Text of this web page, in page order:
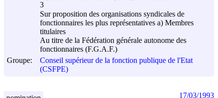
3
Sur proposition des organisations syndicales de
fonctionnaires les plus représentatives a) Membres
titulaires
Au titre de la Fédération générale autonome des
fonctionnaires (F.G.A.F.)
Groupe:
Conseil supérieur de la fonction publique de l'Etat
(CSFPE)
17/03/1993